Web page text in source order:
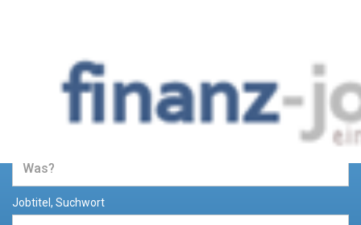
Jobs und Stellenangebote im
Bereich Finanzen
Jobtitel, Suchwort